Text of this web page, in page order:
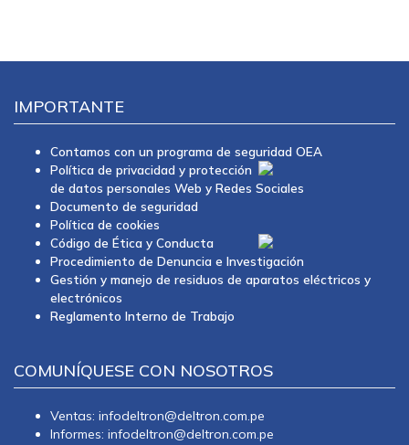
IMPORTANTE
Contamos con un programa de seguridad OEA
Política de privacidad y protección
de datos personales Web y Redes Sociales
Documento de seguridad
Política de cookies
Código de Ética y Conducta
Procedimiento de Denuncia e Investigación
Gestión y manejo de residuos de aparatos eléctricos y
electrónicos
Reglamento Interno de Trabajo
COMUNÍQUESE CON NOSOTROS
Ventas: infodeltron@deltron.com.pe
Informes: infodeltron@deltron.com.pe